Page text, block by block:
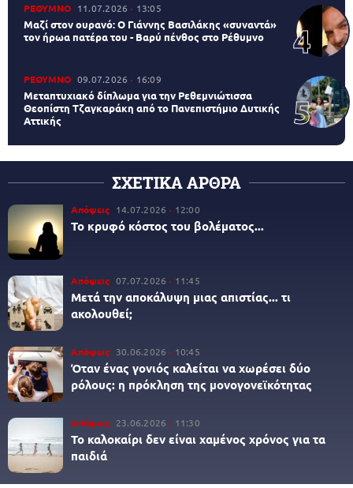
ΡΕΘΥΜΝΟ 11.07.2026 13:05
Μαζί στον ουρανό: Ο Γιάννης Βασιλάκης «συναντά»
τον ήρωα πατέρα του - Βαρύ πένθος στο Ρέθυμνο
ΡΕΘΥΜΝΟ 09.07.2026 16:09
Μεταπτυχιακό δίπλωμα για την Ρεθεμνιώτισσα
Θεοπίστη Τζαγκαράκη από το Πανεπιστήμιο Δυτικής
Αττικής
ΣΧΕΤΙΚΑ ΑΡΘΡΑ
Απόψεις 14.07.2026 12:00
Το κρυφό κόστος του βολέματος...
Απόψεις 07.07.2026 11:45
Μετά την αποκάλυψη μιας απιστίας... τι
ακολουθεί;
Απόψεις 30.06.2026 10:45
Όταν ένας γονιός καλείται να χωρέσει δύο
ρόλους: η πρόκληση της μονογονεϊκότητας
Απόψεις 23.06.2026 11:30
Το καλοκαίρι δεν είναι χαμένος χρόνος για τα
παιδιά